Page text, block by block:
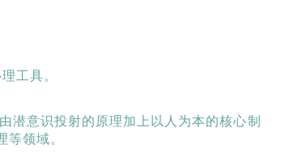
工具。
潜意识投射的原理加上以人为本的核心制
领域。